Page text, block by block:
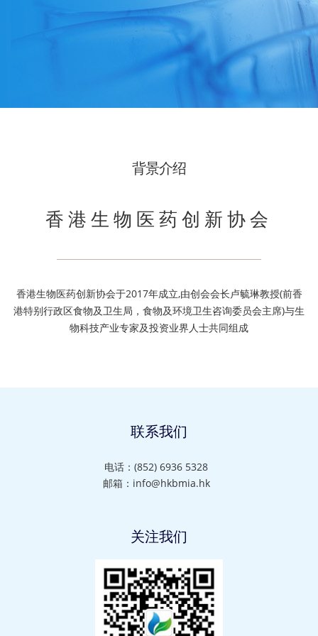
背景介绍
香港生物医药创新协会
香港生物医药创新协会于2017年成立,由创会会长卢毓琳教授(前香
港特别行政区食物及卫生局，食物及环境卫生咨询委员会主席)与生
物科技产业专家及投资业界人士共同组成
联系我们
电话：(852) 6936 5328
邮箱：info@hkbmia.hk
关注我们